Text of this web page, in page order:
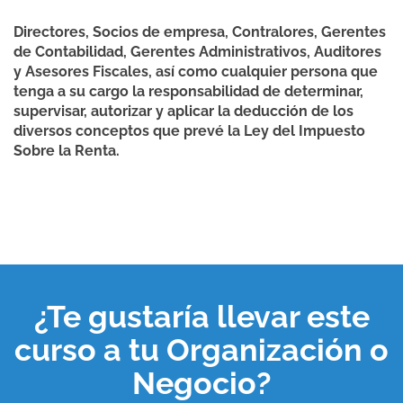
Directores, Socios de empresa, Contralores, Gerentes
de Contabilidad, Gerentes Administrativos, Auditores
y Asesores Fiscales, así como cualquier persona que
tenga a su cargo la responsabilidad de determinar,
supervisar, autorizar y aplicar la deducción de los
diversos conceptos que prevé la Ley del Impuesto
Sobre la Renta.
¿Te gustaría llevar este
curso a tu Organización o
Negocio?